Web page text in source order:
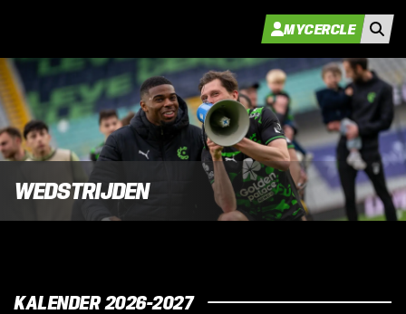
MYCERCLE
WEDSTRIJDEN
KALENDER 2026-2027